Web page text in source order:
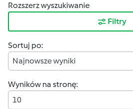
Rozszerz wyszukiwanie
Filtry
Sortuj po:
Najnowsze wyniki
Wyników na stronę:
10